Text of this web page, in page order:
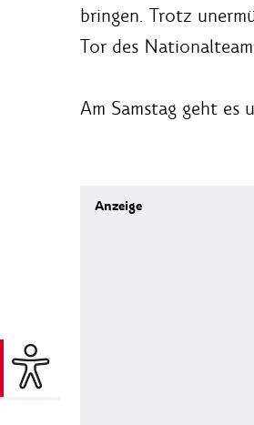
bringen. Trotz
Tor des
Am Samstag geht